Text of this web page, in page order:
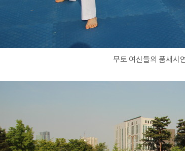
무토 여신들의 품새시